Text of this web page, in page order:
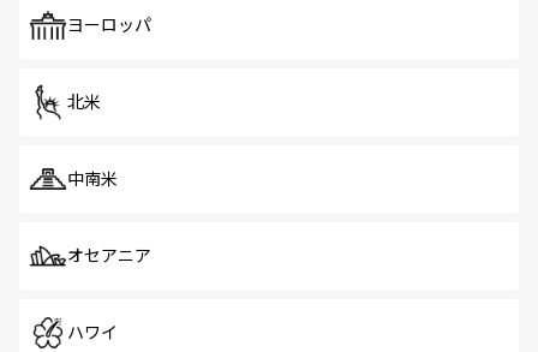
で、ホーカーズは地元の風情を楽しめる外せないスポット
ヨーロッパ
北米
中南米
オセアニア
ハワイ